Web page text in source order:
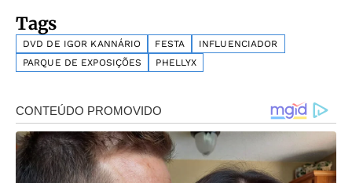
Tags
DVD DE IGOR KANNÁRIO FESTA
INFLUENCIADOR
PARQUE DE EXPOSIÇÕES
PHELLYX